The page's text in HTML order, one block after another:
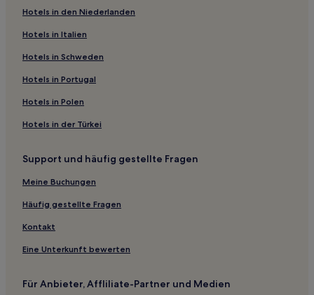
Haustierfreundliche nahe Mullaloo Beach
Familien nahe Mullaloo Beach
Familien in Cottesloe
Strand in Cottesloe
Familien in Cervantes
Business nahe Plage du Port
Hotels mit Küchenzeile in West Perth
Midland: Hotels
Hotels nahe Strettle Road Reserve
Middle Swan: Hotels
Bindoon Training Area Hotels
Julimar Hotels
Hotels in den Niederlanden
Hotels in Italien
Hotels in Schweden
Hotels in Portugal
Hotels in Polen
Hotels in der Türkei
Support und häufig gestellte Fragen
Meine Buchungen
Häufig gestellte Fragen
Kontakt
Eine Unterkunft bewerten
Für Anbieter, Affliliate-Partner und Medien